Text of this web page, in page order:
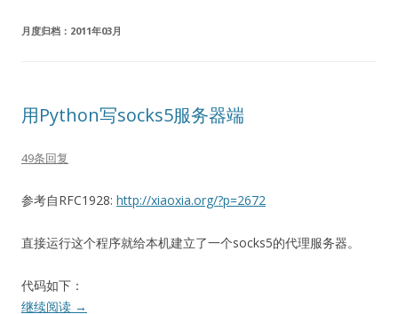
月度归档： 2011年03月
用Python写socks5服务器端
49条回复
参考自RFC1928: http://xiaoxia.org/?p=2672
直接运行这个程序就给本机建立了一个socks5的代理服务器。
代码如下：
继续阅读 →